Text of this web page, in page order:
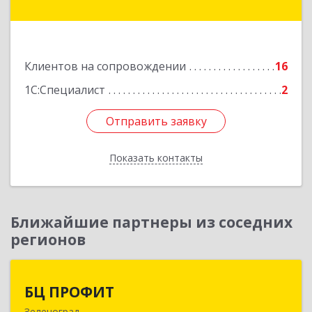
Клиентов на сопровождении
16
1С:Специалист
2
Отправить заявку
Показать контакты
Отправить заявку
Назад
Ближайшие партнеры из соседних
регионов
БЦ ПРОФИТ